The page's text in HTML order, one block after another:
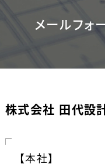
メールフォ
株式会社 田代設
【本社】